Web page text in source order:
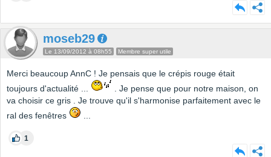
moseb29
Le 13/09/2012 à 08h55 Membre super utile
Merci beaucoup AnnC ! Je pensais que le crépis rouge était
toujours d'actualité ...
. Je pense que pour notre maison, on
va choisir ce gris . Je trouve qu'il s'harmonise parfaitement avec le
ral des fenêtres
...
1